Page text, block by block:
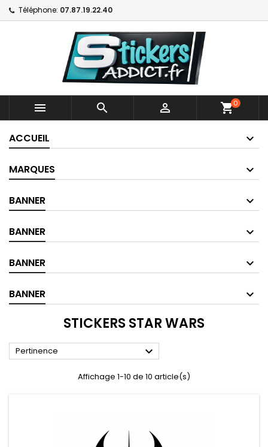
Téléphone: 07.87.19.22.40
   shopping_cart0
ACCUEIL
MARQUES
BANNER
BANNER
BANNER
BANNER
STICKERS STAR WARS
Pertinence 
Affichage 1-10 de 10 article(s)